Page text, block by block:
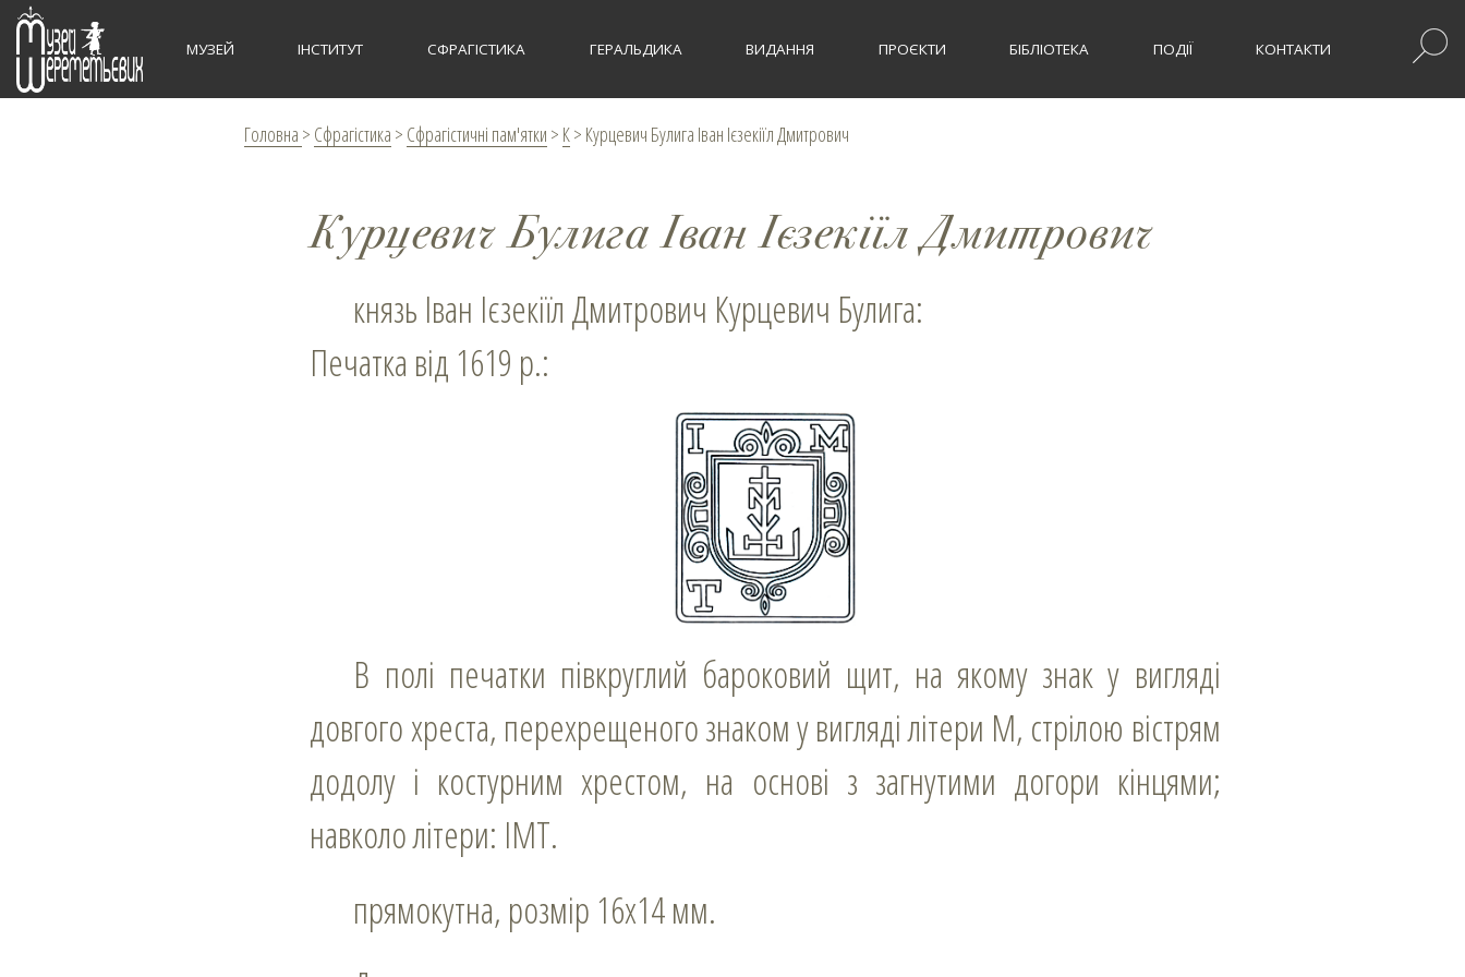
МУЗЕЙ ІНСТИТУТ СФРАГІСТИКА ГЕРАЛЬДИКА ВИДАННЯ ПРОЄКТИ БІБЛІОТЕКА ПОДІЇ КОНТАКТИ
Головна > Сфрагістика > Сфрагістичні пам'ятки > К> Курцевич Булига Іван Ієзекіїл Дмитрович
Курцевич Булига Іван Ієзекіїл Дмитрович
князь Іван Ієзекіїл Дмитрович Курцевич Булига:
Печатка від 1619 р.:
В полі печатки півкруглий бароковий щит, на якому знак у вигляді
довгого хреста, перехрещеного знаком у вигляді літери М, стрілою вістрям
додолу і костурним хрестом, на основі з загнутими догори кінцями;
навколо літери: ІМТ.
прямокутна, розмір 16х14 мм.